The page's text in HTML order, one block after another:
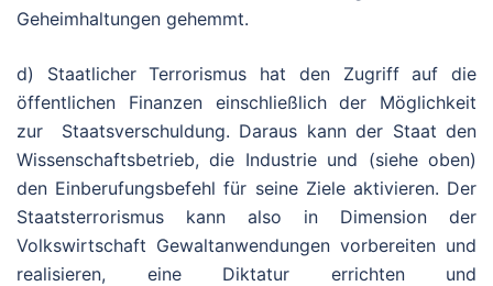
Geheimhaltungen gehemmt.
d) Staatlicher Terrorismus hat den Zugriff auf die
öffentlichen Finanzen einschließlich der Möglichkeit
zur Staatsverschuldung. Daraus kann der Staat den
Wissenschaftsbetrieb, die Industrie und (siehe oben)
den Einberufungsbefehl für seine Ziele aktivieren. Der
Staatsterrorismus kann also in Dimension der
Volkswirtschaft Gewaltanwendungen vorbereiten und
realisieren, eine Diktatur errichten und